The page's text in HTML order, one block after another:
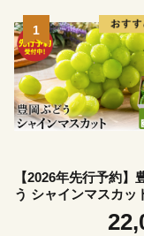
1
【2026年先行予約】
う シャインマスカッ
/ 豊岡ブドウ 産地直送
高い 濃厚 甘味 上品